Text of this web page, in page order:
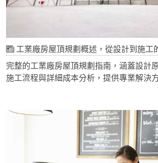
工業廠房屋頂規劃概述，從設計到施工的解
完整的工業廠房屋頂規劃指南，涵蓋設計
施工流程與詳細成本分析，提供專業解決